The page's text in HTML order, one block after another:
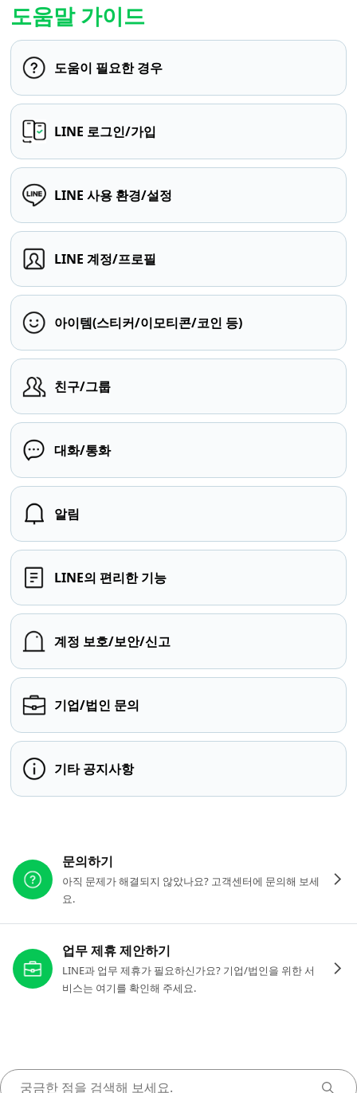
도움말 가이드
도움이 필요한 경우
LINE 로그인/가입
LINE 사용 환경/설정
LINE 계정/프로필
아이템(스티커/이모티콘/코인 등)
친구/그룹
대화/통화
알림
LINE의 편리한 기능
계정 보호/보안/신고
기업/법인 문의
기타 공지사항
문의하기
아직 문제가 해결되지 않았나요? 고객센터에 문의해 보세
요.
업무 제휴 제안하기
LINE과 업무 제휴가 필요하신가요? 기업/법인을 위한 서
비스는 여기를 확인해 주세요.